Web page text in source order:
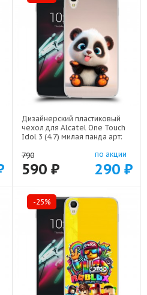
Дизайнерский пластиковый
чехол для Alcatel One Touch
Idol 3 (4.7) милая панда арт:
790
590 ₽
по акции
290 ₽
-25%